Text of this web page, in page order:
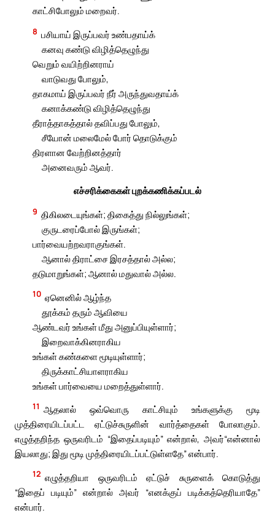
காட்சிபோலும் மறைவர்.
8 பசியாய் இருப்பவர் உண்பதாய்க்
கனவு கண்டு விழித்தெழுந்து
வெறும் வயிற்றினராய்
வாடுவது போலும்,
தாகமாய் இருப்பவர் நீர் அருந்துவதாய்க்
கனாக்கண்டு விழித்தெழுந்து
தீராத்தாகத்தால் தவிப்பது போலும்,
சீயோன் மலைமேல் போர் தொடுக்கும்
திரளான வேற்றினத்தார்
அனைவரும் ஆவர்.
எச்சரிக்கைகள் புறக்கணிக்கப்படல்
9 திகிலடையுங்கள்; திகைத்து நில்லுங்கள்;
குருடரைப்போல் இருங்கள்;
பார்வையற்றவராகுங்கள்.
ஆனால் திராட்சை இரசத்தால் அல்ல;
தடுமாறுங்கள்; ஆனால் மதுவால் அல்ல.
10 ஏனெனில் ஆழ்ந்த
தூக்கம் தரும் ஆவியை
ஆண்டவர் உங்கள் மீது அனுப்பியுள்ளார்;
இறைவாக்கினராகிய
உங்கள் கண்களை மூடியுள்ளார்;
திருக்காட்சியாளராகிய
உங்கள் பார்வையை மறைத்துள்ளார்.
11 ஆதலால் ஒவ்வொரு காட்சியும் உங்களுக்கு மூடி
முத்திரையிடப்பட்ட ஏட்டுச்சுருளின் வார்த்தைகள் போலாகும்.
எழுத்தறிந்த ஒருவரிடம் “இதைப்படியும்” என்றால், அவர்“என்னால்
இயலாது; இது மூடி முத்திரையிடப்பட்டுள்ளதே” என்பார்.
12 எழுத்தறியா ஒருவரிடம் ஏட்டுச் சுருளைக் கொடுத்து
“இதைப் படியும்” என்றால் அவர் “எனக்குப் படிக்கத்தெரியாதே”
என்பார்.